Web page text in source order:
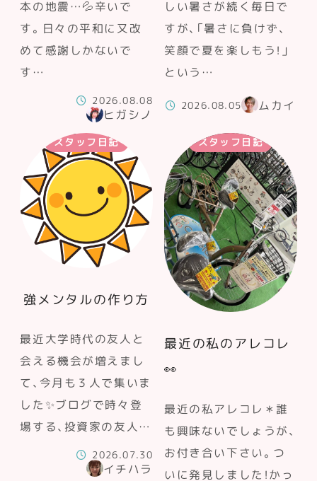
本の地震…💦辛いで
す。日々の平和に又改
めて感謝しかないで
す…
2026.08.08
ヒガシノ
しい暑さが続く毎日で
すが、「暑さに負けず、
笑顔で夏を楽しもう！」
という…
2026.08.05 ムカイ
スタッフ日記
強メンタルの作り方
最近大学時代の友人と
会える機会が増えまし
て、今月も３人で集いま
した✨ブログで時々登
場する、投資家の友人…
2026.07.30
イチハラ
スタッフ日記
最近の私のアレコレ
👀
最近の私アレコレ＊誰
も興味ないでしょうが、
お付き合い下さい。つ
いに発見しました！かっ